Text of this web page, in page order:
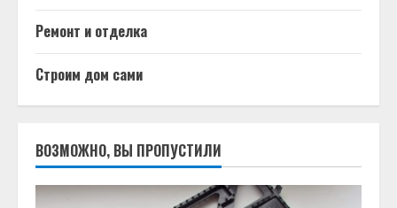
Ремонт и отделка
Строим дом сами
ВОЗМОЖНО, ВЫ ПРОПУСТИЛИ